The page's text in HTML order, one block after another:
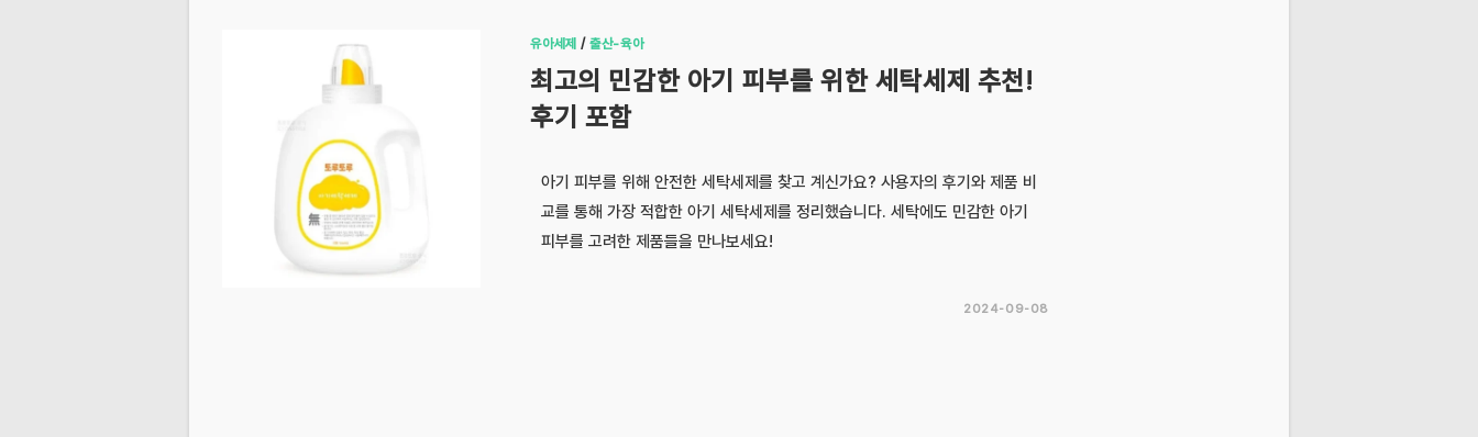
유아세제 /출산-육아
최고의 민감한 아기 피부를 위한 세탁세제 추천!
후기 포함
아기 피부를 위해 안전한 세탁세제를 찾고 계신가요? 사용자의 후기와 제품 비
교를 통해 가장 적합한 아기 세탁세제를 정리했습니다. 세탁에도 민감한 아기
피부를 고려한 제품들을 만나보세요!
2024-09-08